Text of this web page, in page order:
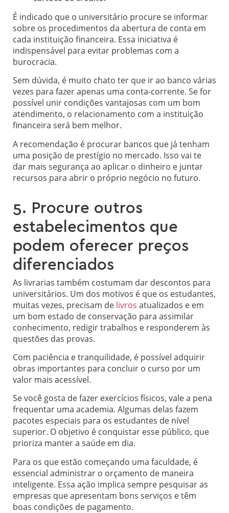
É indicado que o universitário procure se informar
sobre os procedimentos da abertura de conta em
cada instituição financeira. Essa iniciativa é
indispensável para evitar problemas com a
burocracia.
Sem dúvida, é muito chato ter que ir ao banco várias
vezes para fazer apenas uma conta-corrente. Se for
possível unir condições vantajosas com um bom
atendimento, o relacionamento com a instituição
financeira será bem melhor.
A recomendação é procurar bancos que já tenham
uma posição de prestígio no mercado. Isso vai te
dar mais segurança ao aplicar o dinheiro e juntar
recursos para abrir o próprio negócio no futuro.
5. Procure outros
estabelecimentos que
podem oferecer preços
diferenciados
As livrarias também costumam dar descontos para
universitários. Um dos motivos é que os estudantes,
muitas vezes, precisam de livros atualizados e em
um bom estado de conservação para assimilar
conhecimento, redigir trabalhos e responderem às
questões das provas.
Com paciência e tranquilidade, é possível adquirir
obras importantes para concluir o curso por um
valor mais acessível.
Se você gosta de fazer exercícios físicos, vale a pena
frequentar uma academia. Algumas delas fazem
pacotes especiais para os estudantes de nível
superior. O objetivo é conquistar esse público, que
prioriza manter a saúde em dia.
Para os que estão começando uma faculdade, é
essencial administrar o orçamento de maneira
inteligente. Essa ação implica sempre pesquisar as
empresas que apresentam bons serviços e têm
boas condições de pagamento.